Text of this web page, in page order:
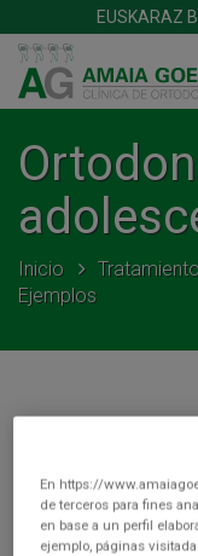
EUSKARAZ
Inicio
Ejemplos
Ejemplo 6
En https://
de terceros para fines
en base a un perfil
ejemplo, páginas